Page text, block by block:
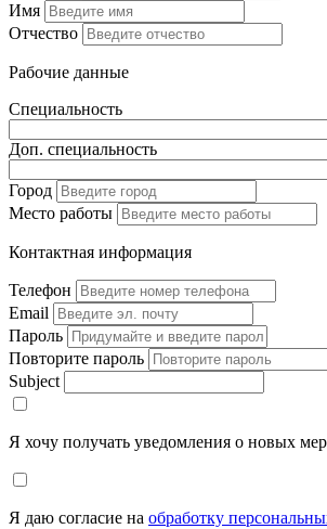
Имя
Отчество
Рабочие данные
Специальность
Доп. специальность
Город
Место работы
Контактная информация
Телефон
Email
Пароль
Повторите пароль
Subject
Я хочу получать уведомления о новых
Я даю согласие на обработку